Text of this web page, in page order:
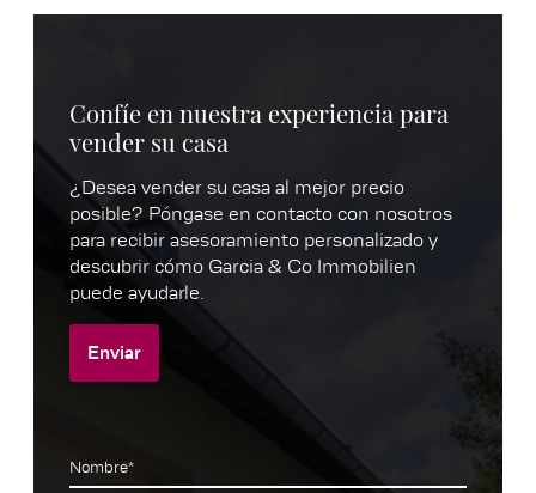
Confíe en nuestra experiencia para
vender su casa
¿Desea vender su casa al mejor precio
posible? Póngase en contacto con nosotros
para recibir asesoramiento personalizado y
descubrir cómo Garcia & Co Immobilien
puede ayudarle.
Enviar
Nombre*